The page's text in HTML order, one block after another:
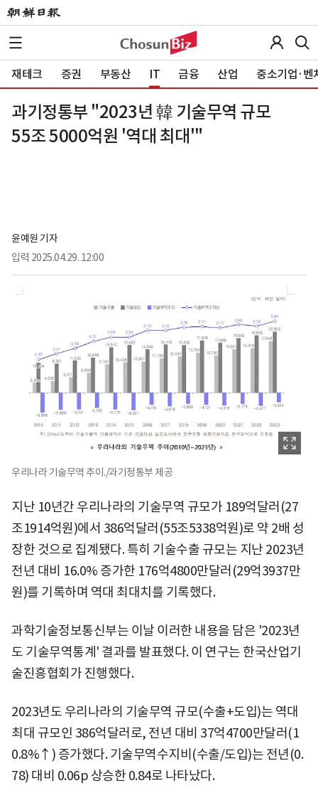
재테크 증권 부동산 IT 금융 산업 중소기업·벤
과기정통부 "2023년 韓 기술무역 규모
55조 5000억원 '역대 최대'"
윤예원 기자
입력 2025.04.29. 12:00
우리나라 기술무역 추이./과기정통부 제공
지난 10년간 우리나라의 기술무역 규모가 189억달러(27
조1914억원)에서 386억달러(55조5338억원)로 약 2배 성
장한 것으로 집계됐다. 특히 기술수출 규모는 지난 2023년
전년 대비 16.0% 증가한 176억4800만달러(29억3937만
원)를 기록하며 역대 최대치를 기록했다.
과학기술정보통신부는 이날 이러한 내용을 담은 '2023년
도 기술무역통계' 결과를 발표했다. 이 연구는 한국산업기
술진흥협회가 진행했다.
2023년도 우리나라의 기술무역 규모(수출+도입)는 역대
최대 규모인 386억달러로, 전년 대비 37억4700만달러(1
0.8%↑) 증가했다. 기술무역수지비(수출/도입)는 전년(0.
78) 대비 0.06p 상승한 0.84로 나타났다.